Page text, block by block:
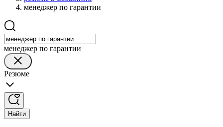
менеджер по гарантии
менеджер по гарантии
Резюме
Найти